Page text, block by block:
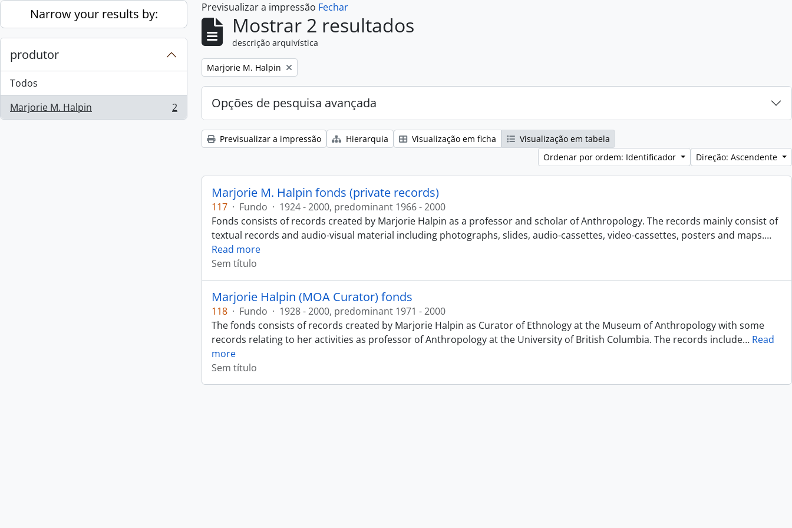
Skip to main content
Narrow your results by:
produtor
Todos
Marjorie M. Halpin
, 2 resultados 2
Previsualizar a impressão Fechar
Mostrar 2 resultados
descrição arquivística
Remove filter:
Marjorie M. Halpin
Opções de pesquisa avançada
Previsualizar a impressão Hierarquia Visualização em ficha
Visualização em tabela
Ordenar por ordem: Identificador
Direção: Ascendente
Marjorie M. Halpin fonds (private records)
117 · Fundo · 1924 - 2000, predominant 1966 - 2000
Fonds consists of records created by Marjorie Halpin as a professor and scholar of Anthropology. The records mainly consist of
textual records and audio-visual material including photographs, slides, audio-cassettes, video-cassettes, posters and maps.…
Read more
Sem título
Marjorie Halpin (MOA Curator) fonds
118 · Fundo · 1928 - 2000, predominant 1971 - 2000
The fonds consists of records created by Marjorie Halpin as Curator of Ethnology at the Museum of Anthropology with some
records relating to her activities as professor of Anthropology at the University of British Columbia. The records include… Read
more
Sem título